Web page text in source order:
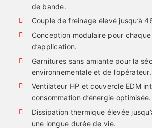
Entreprise
Contact
Actualités
Français
de bande.
Couple de freinage élevé jusqu’à
Conception modulaire pour
d’application.
Garnitures sans amiante pour la
environnementale et de l’opérateur.
Ventilateur HP et couvercle EDM
consommation d’énergie optimisée.
Dissipation thermique élevée
une longue durée de vie.